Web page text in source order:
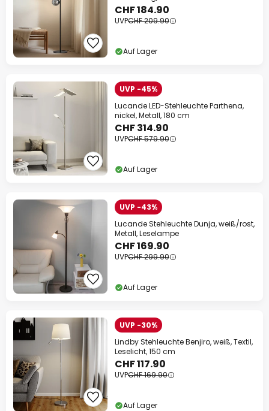
CHF 184.90
UVPCHF 209.90
Auf Lager
UVP -45%
Lucande LED-Stehleuchte Parthena,
nickel, Metall, 180 cm
CHF 314.90
UVPCHF 579.90
Auf Lager
UVP -43%
Lucande Stehleuchte Dunja, weiß/rost,
Metall, Leselampe
CHF 169.90
UVPCHF 299.90
Auf Lager
UVP -30%
Lindby Stehleuchte Benjiro, weiß, Textil,
Leselicht, 150 cm
CHF 117.90
UVPCHF 169.90
Auf Lager